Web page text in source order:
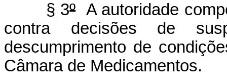
§ 3ºA autoridade
contra decisões de
descumprimento de
Câmara de Medicamentos.